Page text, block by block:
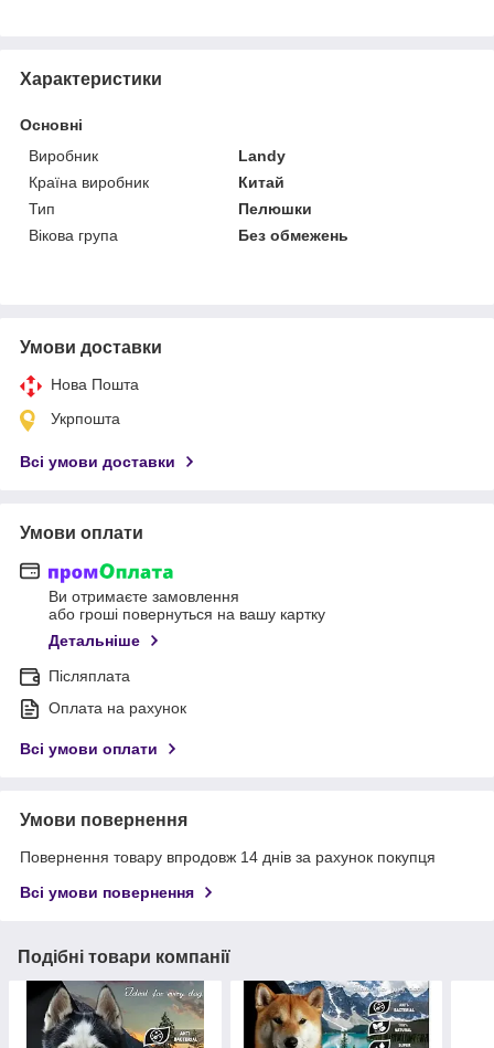
Характеристики
Основні
Виробник
Landy
Країна виробник
Китай
Тип
Пелюшки
Вікова група
Без обмежень
Умови доставки
Нова Пошта
Укрпошта
Всі умови доставки
Умови оплати
Ви отримаєте замовлення
або гроші повернуться на вашу картку
Детальніше
Післяплата
Оплата на рахунок
Всі умови оплати
Умови повернення
Повернення товару впродовж 14 днів за рахунок покупця
Всі умови повернення
Подібні товари компанії